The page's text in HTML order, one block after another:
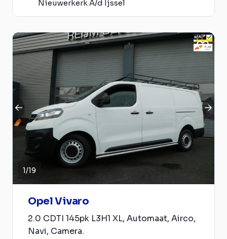
Nieuwerkerk A/d Ijssel
1/19
Opel Vivaro
2.0 CDTI 145pk L3H1 XL, Automaat, Airco,
Navi, Camera.